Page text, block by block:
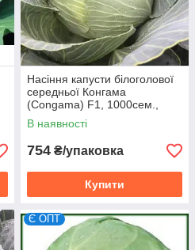
Насіння капусти білоголової
середньої Конгама
(Congama) F1, 1000сем.,
калібровані, Rijk Zwaan
В наявності
754 ₴/упаковка
Купити
Є ОПТ